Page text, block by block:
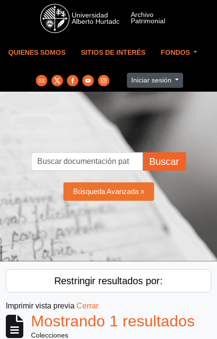
Skip to main content
QUIENES SOMOS SITIOS DE INTERÉS FONDOS
Iniciar sesión
Buscar
Búsqueda Avanzada »
Restringir resultados por:
Imprimir vista previa Cerrar
Mostrando 1 resultados
Colecciones